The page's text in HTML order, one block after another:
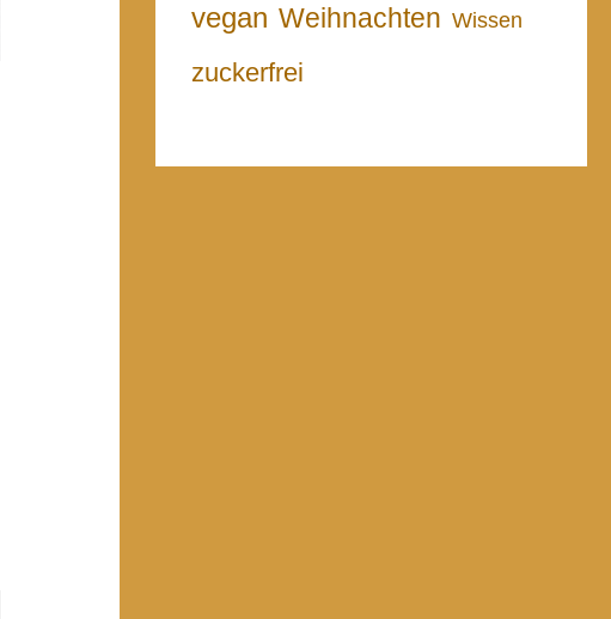
vegan Weihnachten Wissen
zuckerfrei